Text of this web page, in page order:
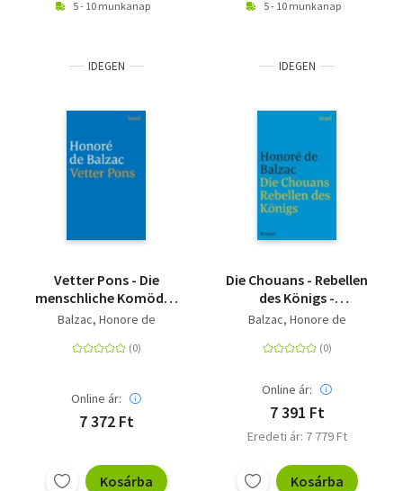
5 - 10 munkanap 5 - 10 munkanap
IDEGEN
Vetter Pons - Die
menschliche Komödie.
Die großen Romane
Balzac, Honore de
Online ár:
7 372 Ft
Kosárba
IDEGEN
Die Chouans - Rebellen
des Königs -
Menschliche Komödie.
und Erzählungen
Balzac, Honore de
Online ár:
7 391 Ft
Eredeti ár: 7 779 Ft
Kosárba